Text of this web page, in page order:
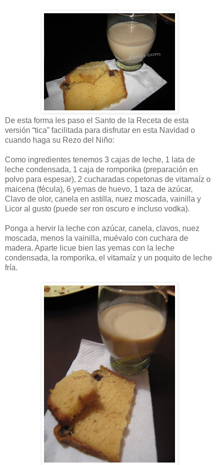
De esta forma les paso el Santo de la Receta de esta
versión “tica” facilitada para disfrutar en esta Navidad o
cuando haga su Rezo del Niño:
Como ingredientes tenemos 3 cajas de leche, 1 lata de
leche condensada, 1 caja de romporika (preparación en
polvo para espesar), 2 cucharadas copetonas de vitamaíz o
maicena (fécula), 6 yemas de huevo, 1 taza de azúcar,
Clavo de olor, canela en astilla, nuez moscada, vainilla y
Licor al gusto (puede ser ron oscuro e incluso vodka).
Ponga a hervir la leche con azúcar, canela, clavos, nuez
moscada, menos la vainilla, muévalo con cuchara de
madera. Aparte licue bien las yemas con la leche
condensada, la romporika, el vitamaíz y un poquito de leche
fría.